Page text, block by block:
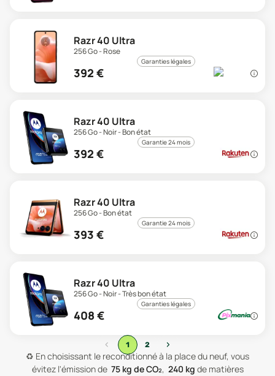
Razr 40 Ultra
256 Go - Rose
Garanties légales
392 €
Razr 40 Ultra
256 Go - Noir - Bon état
Garantie 24 mois
392 €
Razr 40 Ultra
256 Go - Bon état
Garantie 24 mois
393 €
Razr 40 Ultra
256 Go - Noir - Très bon état
Garanties légales
408 €
‹ 1 2
›
♻️ En choisissant le reconditionné à la place du neuf, vous
évitez l'émission de 75 kg de CO₂, 240 kg de matières